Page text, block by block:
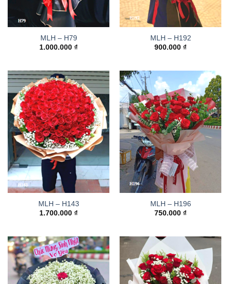
MLH – H79
1.000.000 ₫
MLH – H192
900.000 ₫
MLH – H143
1.700.000 ₫
MLH – H196
750.000 ₫